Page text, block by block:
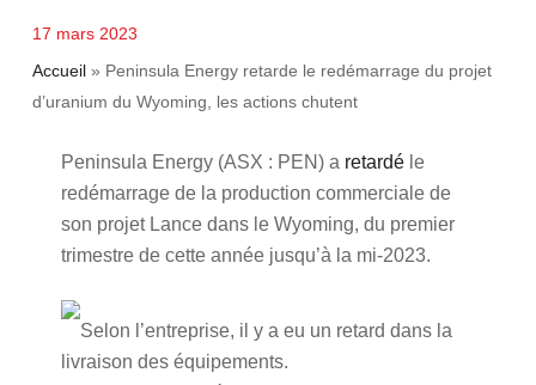
17 mars 2023
Accueil» Peninsula Energy retarde le redémarrage du projet
d’uranium du Wyoming, les actions chutent
Peninsula Energy (ASX : PEN) a retardéle
redémarrage de la production commerciale de
son projet Lance dans le Wyoming, du premier
trimestre de cette année jusqu’à la mi-2023.
Selon l’entreprise, il y a eu un retard dans la
livraison des équipements.